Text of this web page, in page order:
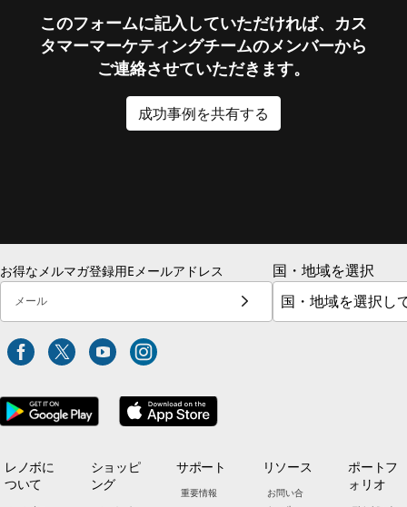
このフォームに記入していただければ、カス
タマーマーケティングチームのメンバーから
ご連絡させていただきます。
成功事例を共有する
お得なメルマガ登録用Eメールアドレス
メール
国・地域を選択
レノボに
ついて
ショッピ
ング
サポート
重要情報
リソース
お問い合
ポートフ
ォリオ